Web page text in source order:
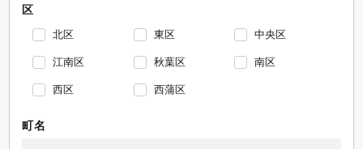
区
北区 東区 中央区
江南区 秋葉区 南区
西区 西蒲区
町名